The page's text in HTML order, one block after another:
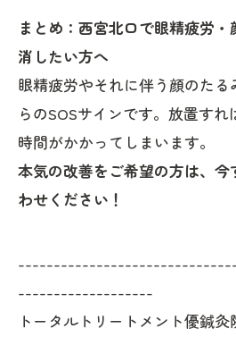
まとめ：西宮北口で眼精疲労
消したい方へ
眼精疲労やそれに伴う顔のた
らのSOSサインです。放置す
時間がかかってしまいます。
本気の改善をご希望の方は、
わせください！
-------------------
トータルトリートメント優鍼灸